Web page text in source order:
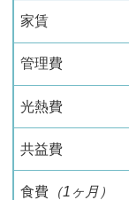
家賃
管理費
光熱費
共益費
食費（1ヶ月）